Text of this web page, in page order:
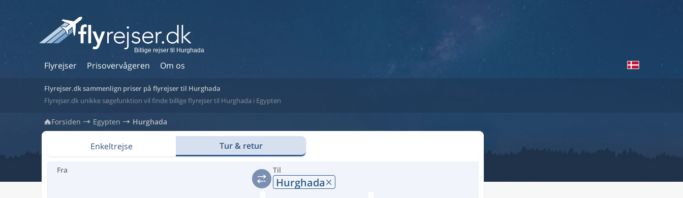
Flyrejser Prisovervågeren Om os
Billige rejser til Hurghada
Flyrejser.dk sammenlign priser på flyrejser til Hurghada
Flyrejser.dk unikke søgefunktion vil finde billige flyrejser til Hurghada i Egypten
Forsiden Egypten Hurghada
Enkeltrejse Tur & retur
Fra Til
Hurghada